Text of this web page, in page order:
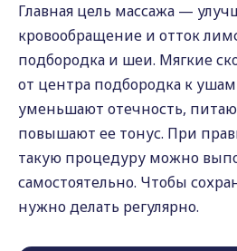
Главная цель массажа —
кровообращение и отток
подбородка и шеи. Мягкие
от центра подбородка к
уменьшают отечность,
повышают ее тонус. При
такую процедуру можно
самостоятельно. Чтобы
нужно делать регулярно.